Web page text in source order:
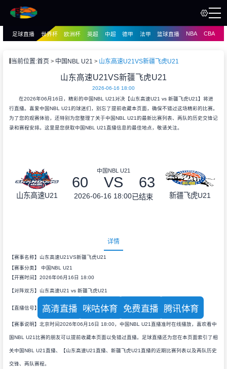
播
足球直播 世界杯 欧洲杯 英超 中超 德甲 法甲 篮球直播 NBA CBA
当前位置:首页 中国NBL U21 山东高速U21VS新疆飞虎U21
山东高速U21VS新疆飞虎U21
2026-06-16 18:00
在2026年06月16日，精彩的中国NBL U21对决【山东高速U21 vs 新疆飞虎U21】将进
行直播。喜爱中国NBL U21的球迷们，别忘了提前收藏本页面，确保不错过这场精彩的比赛。
为了您的观赛体验，还特别为您整理了关于中国NBL U21的最新比赛列表、两队的历史交锋记
录和赛程安排。这里是您获取中国NBL U21直播信息的最佳地点，敬请关注。
山东高速U21
中国NBL U21
60 VS 63
2026-06-16 18:00已结束 新疆飞虎U21
详情
【赛事名称】山东高速U21VS新疆飞虎U21
【赛事分类】 中国NBL U21
【开赛时间】2026年06月16日 18:00
【对阵双方】山东高速U21 vs 新疆飞虎U21
【直播信号】 高清直播 咪咕体育 免费直播 腾讯体育
【赛事说明】北京时间2026年06月16日 18:00，中国NBL U21直播准时在线播放，喜欢看中
国NBL U21比赛的朋友可以提前收藏本页面以免错过直播。足球直播还为您在本页面索引了相
关中国NBL U21直播、【山东高速U21直播、新疆飞虎U21直播的近期比赛列表以及两队历史
交锋、两队赛程。